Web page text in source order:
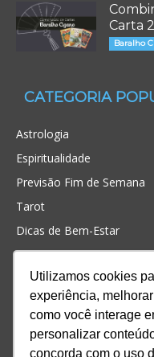
Utilizamos cookies
experiência,
como você interage
personalizar
concorda com o uso
Carta
Baralho
CATEGORIA
Astrologia
Espiritualidade
Previsão Fim de Semana
Tarot
Dicas de Bem-Estar
Cristianismo
Simpatias
Significado dos sonhos